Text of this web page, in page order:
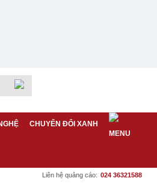
CHUYỂN ĐỔI XANH
Liên hệ quảng cáo: 024 36321588